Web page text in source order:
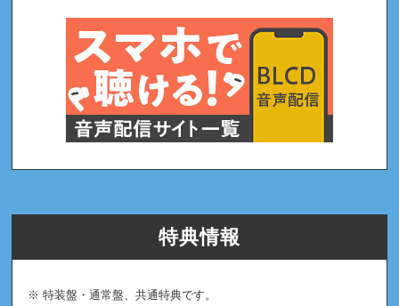
特典情報
特装盤・通常盤、共通特典です。